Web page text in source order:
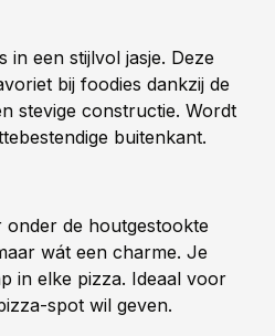
in een stijlvol jasje. Deze
bij foodies dankzij de
stevige constructie. Wordt
buitenkant.
onder de houtgestookte
wát een charme. Je
in elke pizza. Ideaal voor
spot wil geven.